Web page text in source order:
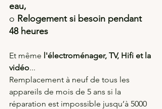
eau,
o Relogement si besoin pendant
48 heures
Et même l'électroménager, TV, Hifi et la
vidéo...
Remplacement à neuf de tous les
appareils de mois de 5 ans si la
réparation est impossible jusqu’à 5000